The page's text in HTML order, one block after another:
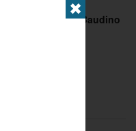
performance de Baudino
✖